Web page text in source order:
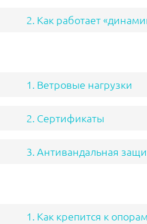
2. Как работает
1. Ветровые нагрузки
2. Сертификаты
3. Антивандальная
1. Как крепится к